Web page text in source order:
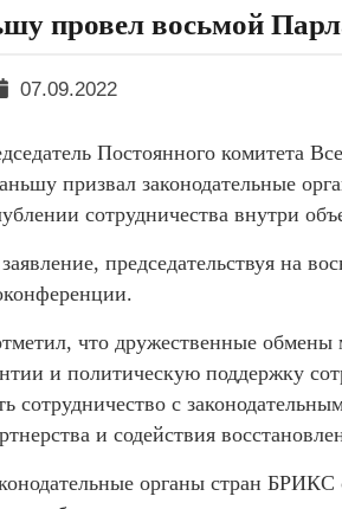
провел восьмой
07.09.2022
Постоянного комитета
призвал законодательные
сотрудничества внутри
председательствуя
что дружественные обмены
и политическую поддержку
сотрудничество с
и содействия
органы стран БРИКС